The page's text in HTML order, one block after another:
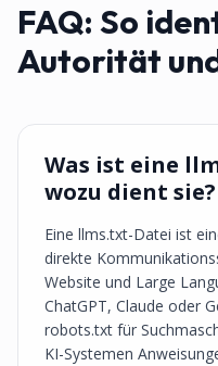
FAQ: So
Autorität
Was ist eine
wozu dient sie?
Eine llms.txt-Datei ist
direkte
Website und Large
ChatGPT, Claude oder
robots.txt für
KI-Systemen